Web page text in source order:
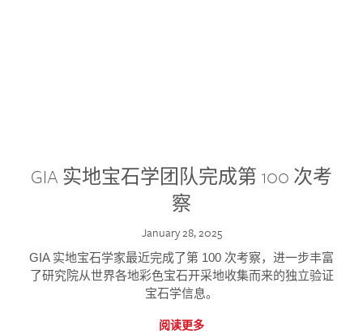
GIA 实地宝石学团队完成第 100 次考
察
January 28, 2025
GIA 实地宝石学家最近完成了第 100 次考察，进一步丰富
了研究院从世界各地彩色宝石开采地收集而来的独立验证
宝石学信息。
阅读更多